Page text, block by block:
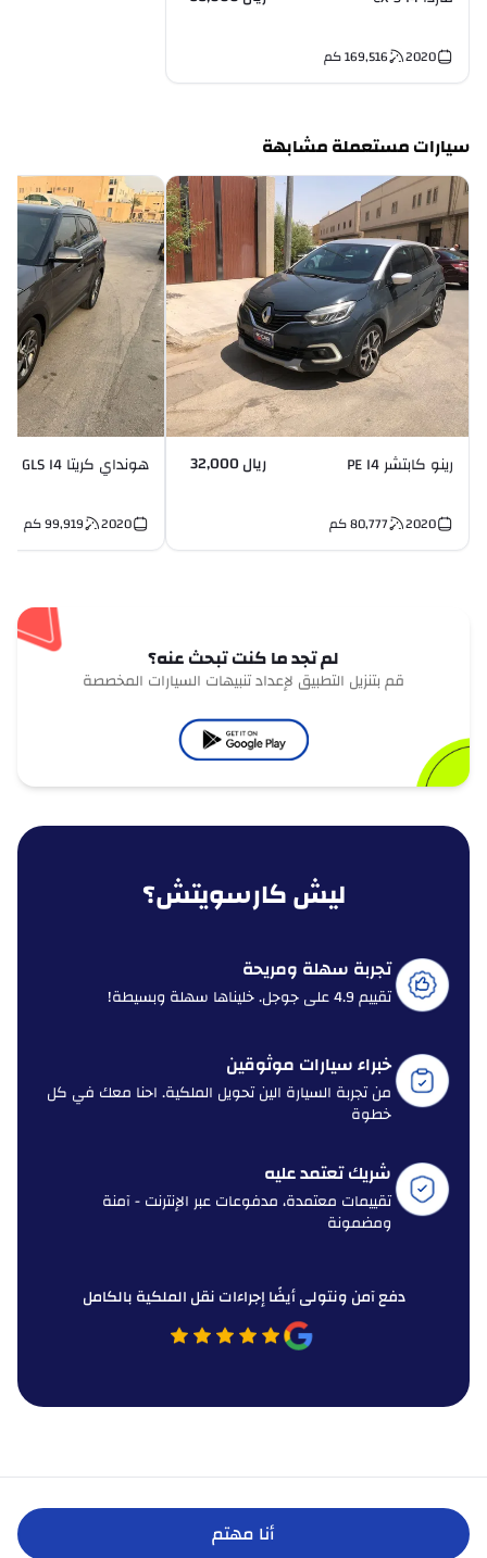
2020
169,516 كم
سيارات مستعملة مشابهة
رينو كابتشر PE I4 ريال 32,000
2020
80,777 كم
هونداي كريتا GLS I4
2020
99,919 كم
لم تجد ما كنت تبحث عنه؟
قم بتنزيل التطبيق لإعداد تنبيهات السيارات المخصصة
ليش كارسويتش؟
تجربة سهلة ومريحة
تقييم 4.9 على جوجل. خليناها سهلة وبسيطة!
خبراء سيارات موثوقين
من تجربة السيارة الين تحويل الملكية. احنا معك في كل
خطوة
شريك تعتمد عليه
تقييمات معتمدة، مدفوعات عبر الإنترنت - آمنة
ومضمونة
دفع آمن ونتولى أيضًا إجراءات نقل الملكية بالكامل
أنا مهتم